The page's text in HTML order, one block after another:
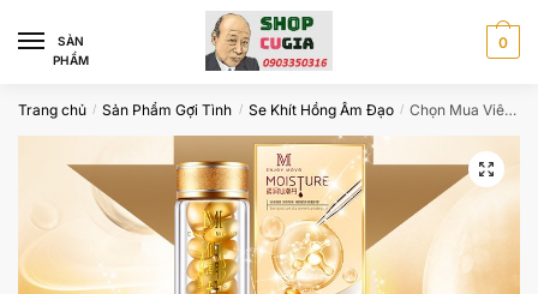
navigation
content
SÀN
PHẨM
0
Trang chủ / Sản Phẩm Gợi Tình / Se Khít Hồng Âm Đạo / Chọn Mua Viên Đặt se khít vùng kín MoVO